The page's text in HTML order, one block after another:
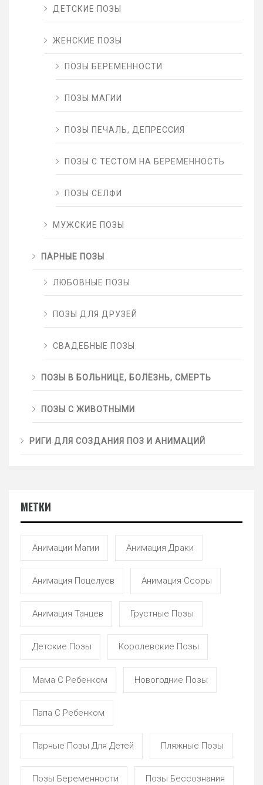
ДЕТСКИЕ ПОЗЫ
ЖЕНСКИЕ ПОЗЫ
ПОЗЫ БЕРЕМЕННОСТИ
ПОЗЫ МАГИИ
ПОЗЫ ПЕЧАЛЬ, ДЕПРЕССИЯ
ПОЗЫ С ТЕСТОМ НА БЕРЕМЕННОСТЬ
ПОЗЫ СЕЛФИ
МУЖСКИЕ ПОЗЫ
ПАРНЫЕ ПОЗЫ
ЛЮБОВНЫЕ ПОЗЫ
ПОЗЫ ДЛЯ ДРУЗЕЙ
СВАДЕБНЫЕ ПОЗЫ
ПОЗЫ В БОЛЬНИЦЕ, БОЛЕЗНЬ, СМЕРТЬ
ПОЗЫ С ЖИВОТНЫМИ
РИГИ ДЛЯ СОЗДАНИЯ ПОЗ И АНИМАЦИЙ
МЕТКИ
Анимации Магии Анимация Драки
Анимация Поцелуев Анимация Ссоры
Анимация Танцев Грустные Позы
Детские Позы Королевские Позы
Мама С Ребенком Новогодние Позы
Папа С Ребенком
Парные Позы Для Детей Пляжные Позы
Позы Беременности Позы Бессознания